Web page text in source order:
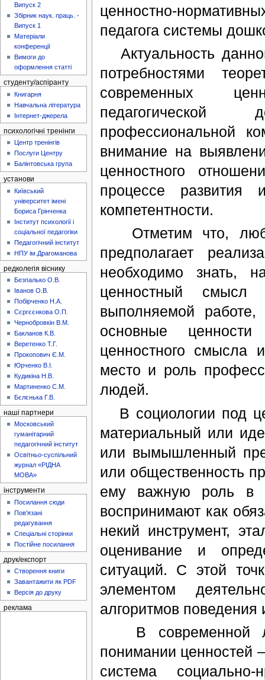
ценностно-
педагога системы
Актуальность
потребностями
современных
педагогической
профессиональной
внимание на
ценностного
процессе развития
компетентности.
Отметим что,
предполагает
необходимо знать,
ценностный
выполняемой
основные
ценностного смысла
место и роль
людей.
В социологии под
материальный или
или вымышленный
или общественность
ему важную роль в
воспринимают как
некий инструмент,
оценивание и
ситуаций. С этой
элементом
алгоритмов
В современной
понимании ценностей
система
Випуск 2
Збірник наук. праць. -
Випуск 1
Матеріали
конференції
Вимоги до
оформлення статті
студенту/аспіранту
Книгарня
Навчальна література
Інтернет-джерела
психологічні тренінги
Центр тренінгів
Послуги Центру
Балінтовська група
установи
Київський
університет імені
Бориса Грінченка
Інститут психології і
соціальної педагогіки
Педагогічний інститут
НПУ ім.Драгоманова
редколегія віснику
Безпалько О.В.
Іванов О.В.
Побірченко Н.А.
Сєргєєнкова О.П.
Чернобровкін В.М.
Бакланов К.В.
Веретенко Т.Г.
Прокопович Є.М.
Юрченко В.І.
Кудикіна Н.В.
Мартиненко С.М.
Бєлєнька Г.В.
наші партнери
Московський
гуманітарний
педагогічний інститут
Освітньо-суспільний
журнал «РІДНА
МОВА»
інструменти
Посилання сюди
Пов'язані
редагування
Спеціальні сторінки
Постійне посилання
друк/експорт
Створення книги
Завантажити як PDF
Версія до друку
реклама